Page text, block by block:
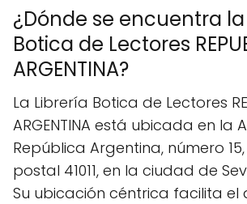
¿Dónde se encuentra
Botica de Lectores
ARGENTINA?
La Librería Botica de Lectores
ARGENTINA está ubicada en la
República Argentina, número
postal 41011, en la ciudad de
Su ubicación céntrica facilita el